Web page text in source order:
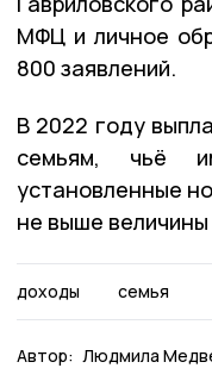
МФЦ и личное
800 заявлений.
В 2022 году
семьям, чьё
установленные
не выше
доходы семья
Автор: Людмила